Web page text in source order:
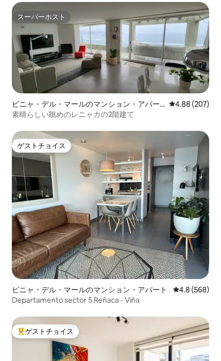
スーパーホスト
スーパーホスト
ビニャ・デル・マールのマンション・アパー
ト
レビュー207
4.88 (207)
素晴らしい眺めのレニャカの2階建て
ゲストチョイス
ゲストチョイス
ビニャ・デル・マールのマンション・アパート レビュー568
4.8 (568)
Departamento sector 5 Reñaca - Viña
大好評のゲストチョイスです。
ゲストチョイス